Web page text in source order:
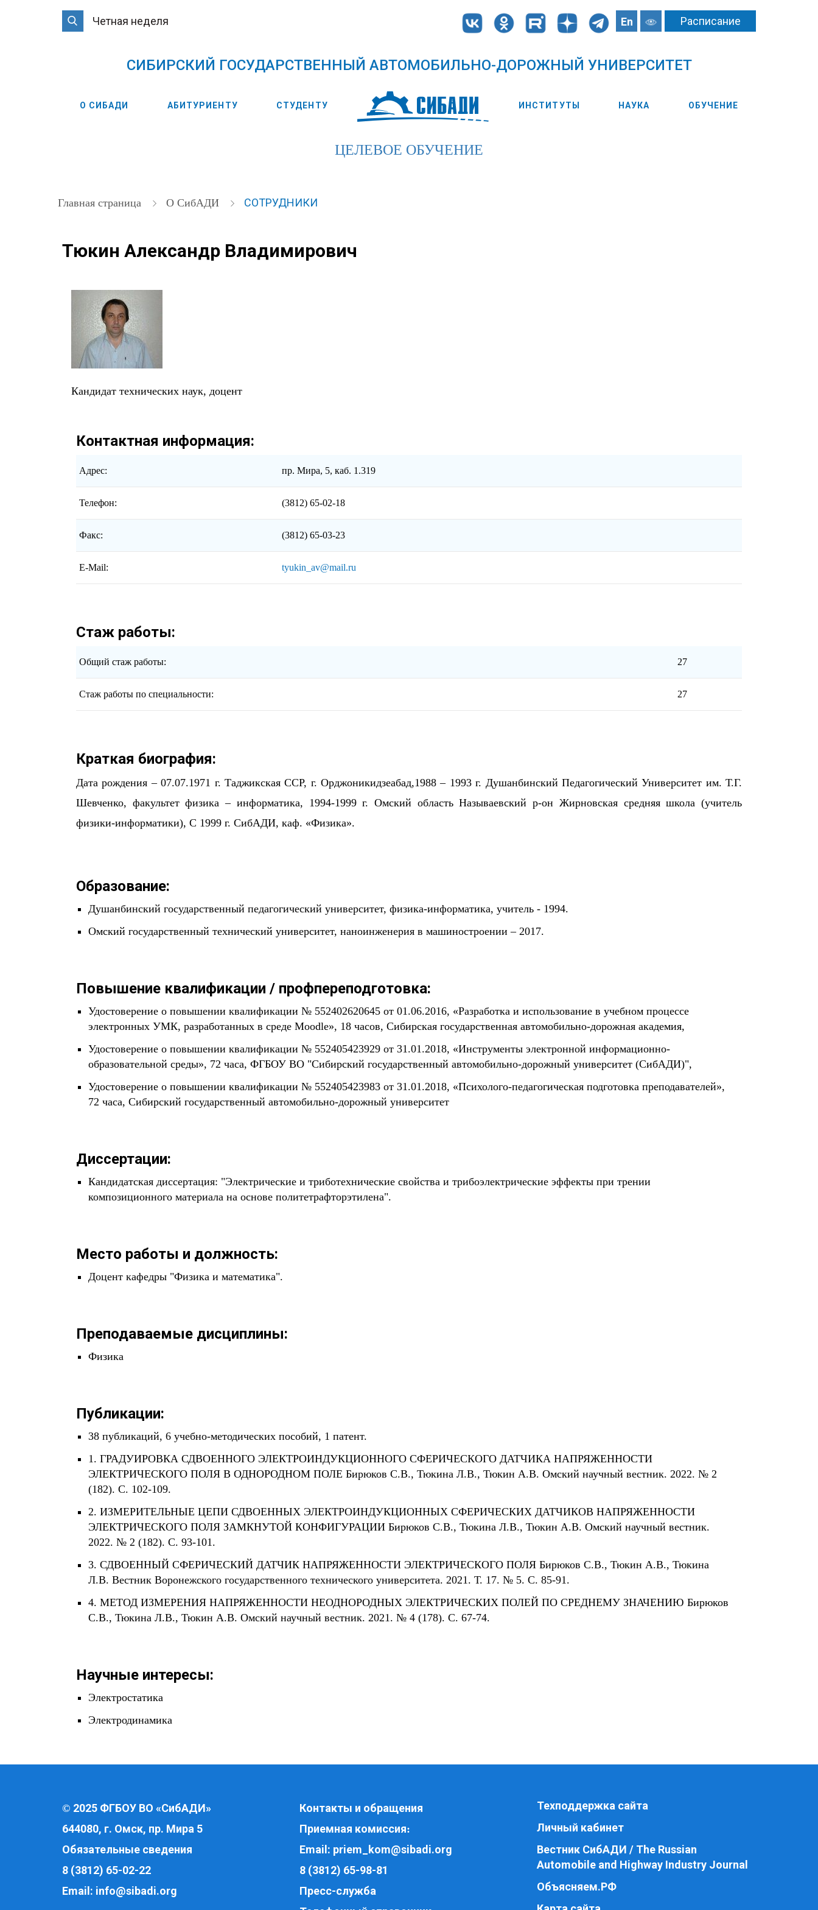
Четная неделя En Расписание
CИБИРСКИЙ ГОСУДАРСТВЕННЫЙ АВТОМОБИЛЬНО-ДОРОЖНЫЙ УНИВЕРСИТЕТ
О СИБАДИ АБИТУРИЕНТУ СТУДЕНТУ ИНСТИТУТЫ НАУКА ОБУЧЕНИЕ
ЦЕЛЕВОЕ ОБУЧЕНИЕ
Главная страница О СибАДИ СОТРУДНИКИ
Тюкин Александр Владимирович
Кандидат технических наук, доцент
Контактная информация:
Адрес: пр. Мира, 5, каб. 1.319
Телефон: (3812) 65-02-18
Факс: (3812) 65-03-23
E-Mail: tyukin_av@mail.ru
Стаж работы:
Общий стаж работы: 27
Стаж работы по специальности: 27
Краткая биография:
Дата рождения – 07.07.1971 г. Таджикская ССР, г. Орджоникидзеабад,1988 – 1993 г. Душанбинский Педагогический Университет им. Т.Г.
Шевченко, факультет физика – информатика, 1994-1999 г. Омский область Называевский р-он Жирновская средняя школа (учитель
физики-информатики), С 1999 г. СибАДИ, каф. «Физика».
Образование:
Душанбинский государственный педагогический университет, физика-информатика, учитель - 1994.
Омский государственный технический университет, наноинженерия в машиностроении – 2017.
Повышение квалификации / профпереподготовка:
Удостоверение о повышении квалификации № 552402620645 от 01.06.2016, «Разработка и использование в учебном процессе
электронных УМК, разработанных в среде Moodle», 18 часов, Сибирская государственная автомобильно-дорожная академия,
Удостоверение о повышении квалификации № 552405423929 от 31.01.2018, «Инструменты электронной информационно-
образовательной среды», 72 часа, ФГБОУ ВО "Сибирский государственный автомобильно-дорожный университет (СибАДИ)",
Удостоверение о повышении квалификации № 552405423983 от 31.01.2018, «Психолого-педагогическая подготовка преподавателей»,
72 часа, Сибирский государственный автомобильно-дорожный университет
Диссертации:
Кандидатская диссертация: "Электрические и триботехнические свойства и трибоэлектрические эффекты при трении
композиционного материала на основе политетрафторэтилена".
Место работы и должность:
Доцент кафедры "Физика и математика".
Преподаваемые дисциплины:
Физика
Публикации:
38 публикаций, 6 учебно-методических пособий, 1 патент.
1. ГРАДУИРОВКА СДВОЕННОГО ЭЛЕКТРОИНДУКЦИОННОГО СФЕРИЧЕСКОГО ДАТЧИКА НАПРЯЖЕННОСТИ
ЭЛЕКТРИЧЕСКОГО ПОЛЯ В ОДНОРОДНОМ ПОЛЕ Бирюков С.В., Тюкина Л.В., Тюкин А.В. Омский научный вестник. 2022. № 2
(182). С. 102-109.
2. ИЗМЕРИТЕЛЬНЫЕ ЦЕПИ СДВОЕННЫХ ЭЛЕКТРОИНДУКЦИОННЫХ СФЕРИЧЕСКИХ ДАТЧИКОВ НАПРЯЖЕННОСТИ
ЭЛЕКТРИЧЕСКОГО ПОЛЯ ЗАМКНУТОЙ КОНФИГУРАЦИИ Бирюков С.В., Тюкина Л.В., Тюкин А.В. Омский научный вестник.
2022. № 2 (182). С. 93-101.
3. СДВОЕННЫЙ СФЕРИЧЕСКИЙ ДАТЧИК НАПРЯЖЕННОСТИ ЭЛЕКТРИЧЕСКОГО ПОЛЯ Бирюков С.В., Тюкин А.В., Тюкина
Л.В. Вестник Воронежского государственного технического университета. 2021. Т. 17. № 5. С. 85-91.
4. МЕТОД ИЗМЕРЕНИЯ НАПРЯЖЕННОСТИ НЕОДНОРОДНЫХ ЭЛЕКТРИЧЕСКИХ ПОЛЕЙ ПО СРЕДНЕМУ ЗНАЧЕНИЮ Бирюков
С.В., Тюкина Л.В., Тюкин А.В. Омский научный вестник. 2021. № 4 (178). С. 67-74.
Научные интересы:
Электростатика
Электродинамика
© 2025 ФГБОУ ВО «СибАДИ»
644080, г. Омск, пр. Мира 5
Обязательные сведения
8 (3812) 65-02-22
Email: info@sibadi.org
Контакты и обращения
Приемная комиссия:
Email: priem_kom@sibadi.org
8 (3812) 65-98-81
Пресс-служба
Техподдержка сайта
Личный кабинет
Вестник СибАДИ / The Russian
Automobile and Highway Industry Journal
Объясняем.РФ